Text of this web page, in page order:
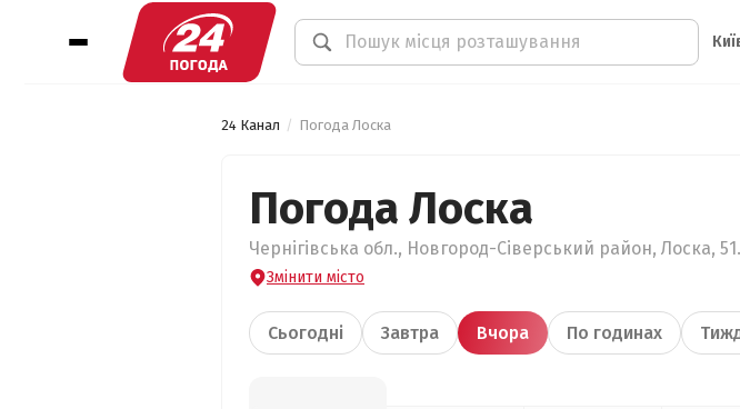
24 Канал Погода Лоска
Погода Лоска
Чернігівська обл., Новгород-Сіверський район, Лоска,
Змінити місто
Сьогодні Завтра Вчора По годинах